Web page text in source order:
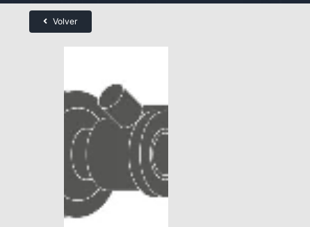
Volver